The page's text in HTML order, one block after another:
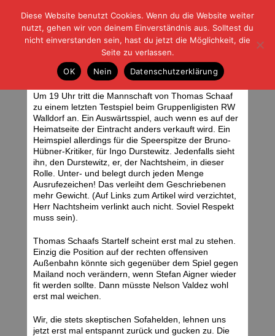
| | |BLOG-GFußball und der Rest
HOME|REGELN|IMPRESSUM |DATENSCHUTZ
Entspannt zuschauen
Dienstag, 12.08.14 | 08:05 Uhr
Guckst du. Foto: Stefan Krieger.
Um 19 Uhr tritt die Mannschaft von Thomas Schaaf
zu einem letzten Testspiel beim Gruppenligisten RW
Walldorf an. Ein Auswärtsspiel, auch wenn es auf der
Heimatseite der Eintracht anders verkauft wird. Ein
Heimspiel allerdings für die Speerspitze der Bruno-
Hübner-Kritiker, für Ingo Durstewitz. Jedenfalls sieht
ihn, den Durstewitz, er, der Nachtsheim, in dieser
Rolle. Unter- und belegt durch jeden Menge
Ausrufezeichen! Das verleiht dem Geschriebenen
mehr Gewicht. (Auf Links zum Artikel wird verzichtet,
Herr Nachtsheim verlinkt auch nicht. Soviel Respekt
muss sein).
Thomas Schaafs Startelf scheint erst mal zu stehen.
Einzig die Position auf der rechten offensiven
Außenbahn könnte sich gegenüber dem Spiel gegen
Mailand noch verändern, wenn Stefan Aigner wieder
fit werden sollte. Dann müsste Nelson Valdez wohl
erst mal weichen.
Wir, die stets skeptischen Sofahelden, lehnen uns
jetzt erst mal entspannt zurück und gucken zu. Die
Diese Website benutzt Cookies. Wenn du die Website weiter
nutzt, gehen wir von deinem Einverständnis aus. Solltest du
nicht einverstanden sein, hast du jetzt die Möglichkeit, die
Seite zu verlassen.
OK
Nein Datenschutzerklärung